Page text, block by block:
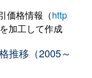
江釣子
徒歩11分
価格情報（http
加工して作成
推移（2005～